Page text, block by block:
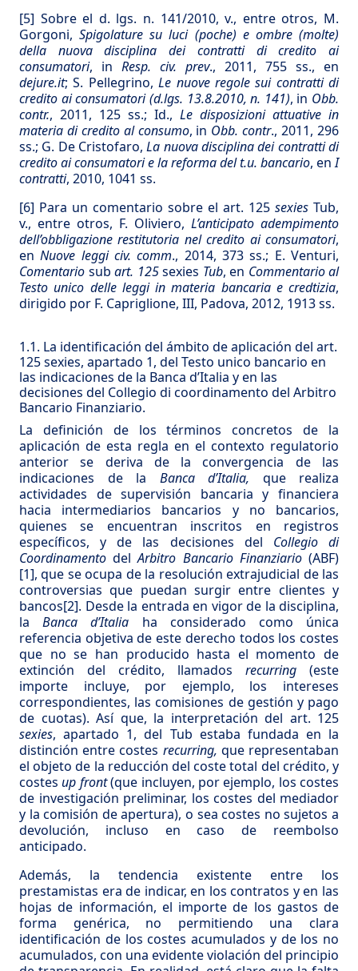
[5] Sobre el d. lgs. n. 141/2010, v., entre otros, M.
Gorgoni,Spigolature su luci (poche) e ombre (molte)
della nuova disciplina dei contratti di credito ai
consumatori, in Resp. civ. prev., 2011, 755 ss., en
dejure.it; S. Pellegrino,Le nuove regole sui contratti di
credito ai consumatori (d.lgs. 13.8.2010, n. 141), in Obb.
contr., 2011, 125 ss.; Id., Le disposizioni attuative in
materia di credito al consumo, in Obb. contr., 2011, 296
ss.; G. De Cristofaro,La nuova disciplina dei contratti di
credito ai consumatori e la reforma del t.u. bancario, enI
contratti, 2010, 1041 ss.
[6] Para un comentario sobre el art. 125 sexies Tub,
v., entre otros, F. Oliviero, L’anticipato adempimento
dell’obbligazione restitutoria nel credito ai consumatori,
enNuove leggi civ. comm., 2014, 373 ss.; E. Venturi,
Comentario sub art. 125sexies Tub, en Commentario al
Testo unico delle leggi in materia bancaria e credtizia,
dirigido por F. Capriglione, III, Padova, 2012, 1913 ss.
1.1. La identificación del ámbito de aplicación del art.
125 sexies, apartado 1, del Testo unico bancario en
las indicaciones de la Banca d’Italia y en las
decisiones del Collegio di coordinamento del Arbitro
Bancario Finanziario.
La definición de los términos concretos de la
aplicación de esta regla en el contexto regulatorio
anterior se deriva de la convergencia de las
indicaciones de la Banca d’Italia, que realiza
actividades de supervisión bancaria y financiera
hacia intermediarios bancarios y no bancarios,
quienes se encuentran inscritos en registros
específicos, y de las decisiones del Collegio di
Coordinamento delArbitro Bancario Finanziario(ABF)
[1], que se ocupa de la resolución extrajudicial de las
controversias que puedan surgir entre clientes y
bancos[2]. Desde la entrada en vigor de la disciplina,
laBanca d’Italia ha considerado como única
referencia objetiva de este derecho todos los costes
que no se han producido hasta el momento de
extinción del crédito, llamados recurring (este
importe incluye, por ejemplo, los intereses
correspondientes, las comisiones de gestión y pago
de cuotas). Así que, la interpretación del art. 125
sexies, apartado 1, del Tub estaba fundada en la
distinción entre costes recurring, que representaban
el objeto de la reducción del coste total del crédito, y
costesup front(que incluyen, por ejemplo, los costes
de investigación preliminar, los costes del mediador
y la comisión de apertura), o sea costes no sujetos a
devolución, incluso en caso de reembolso
anticipado.
Además, la tendencia existente entre los
prestamistas era de indicar, en los contratos y en las
hojas de información, el importe de los gastos de
forma genérica, no permitiendo una clara
identificación de los costes acumulados y de los no
acumulados, con una evidente violación del principio